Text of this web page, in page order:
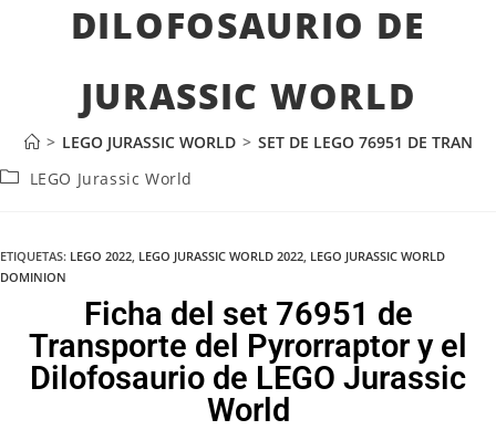
DILOFOSAURIO DE
JURASSIC WORLD
> LEGO JURASSIC WORLD > SET DE LEGO 76951 DE
LEGO Jurassic World
ETIQUETAS: LEGO 2022, LEGO JURASSIC WORLD 2022, LEGO JURASSIC WORLD
DOMINION
Ficha del set 76951 de
Transporte del Pyrorraptor y el
Dilofosaurio de LEGO Jurassic
World